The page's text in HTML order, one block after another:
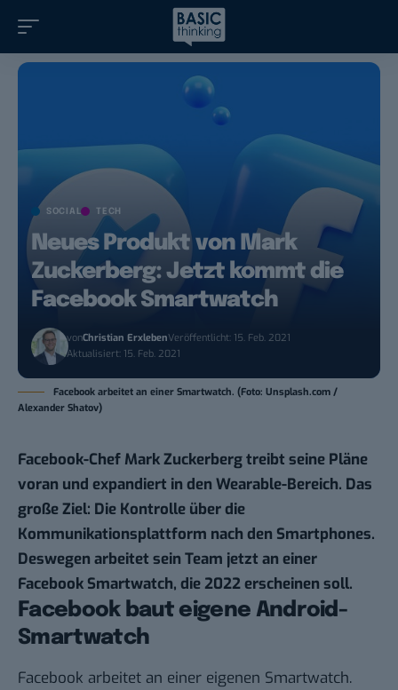
SOCIAL TECH
Neues Produkt von Mark
Zuckerberg: Jetzt kommt die
Facebook Smartwatch
vonChristian ErxlebenVeröffentlicht: 15. Feb. 2021
Aktualisiert: 15. Feb. 2021
Facebook arbeitet an einer Smartwatch. (Foto: Unsplash.com /
Alexander Shatov)
Facebook-Chef Mark Zuckerberg treibt seine Pläne
voran und expandiert in den Wearable-Bereich. Das
große Ziel: Die Kontrolle über die
Kommunikationsplattform nach den Smartphones.
Deswegen arbeitet sein Team jetzt an einer
Facebook Smartwatch, die 2022 erscheinen soll.
Facebook baut eigene Android-
Smartwatch
Facebook arbeitet an einer eigenen Smartwatch.